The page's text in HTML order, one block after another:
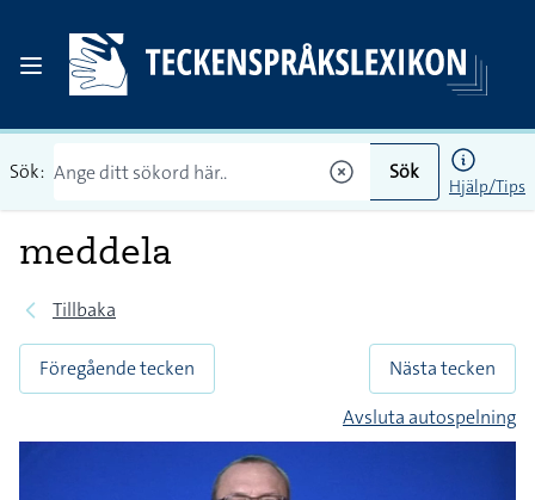
Sök: Sök
Hjälp/Tips
meddela
Tillbaka
Föregående tecken
Nästa tecken
Avsluta autospelning